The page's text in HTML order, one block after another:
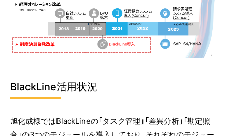
BlackLine活用状況
旭化成様ではBlackLineの「タスク管理」「差異分析」「勘定照